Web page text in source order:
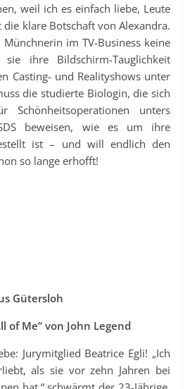
weil ich es einfach liebe, Leute
die klare Botschaft von Alexandra.
im TV-Business keine
sie ihre Bildschirm-Tauglichkeit
Casting- und Realityshows unter
die studierte Biologin, die sich
unters
beweisen, wie es um ihre
ist – und will endlich den
so lange erhofft!
Gütersloh
of Me” von John Legend
Jurymitglied Beatrice Egli! „Ich
als sie vor zehn Jahren bei